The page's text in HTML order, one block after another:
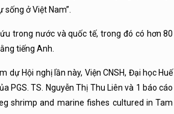
ở Việt Nam”.
trong nước và quốc tế, trong đó có hơn 80
tiếng Anh.
Hội nghị lần này, Viện CNSH, Đại học Huế
PGS. TS. Nguyễn Thị Thu Liên và 1 báo cáo
shrimp and marine fishes cultured in Tam